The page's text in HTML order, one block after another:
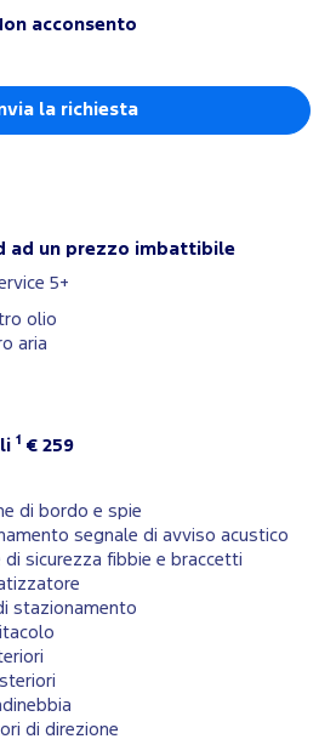
acconsento
ad un prezzo imbattibile
5+
olio
aria
1
€ 259
di bordo e spie
segnale di avviso acustico
di sicurezza fibbie e braccetti
stazionamento
di direzione